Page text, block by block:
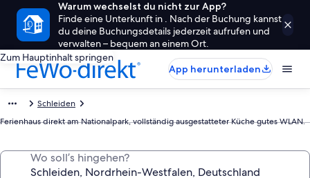
Warum wechselst du nicht zur App?
Finde eine Unterkunft in . Nach der Buchung kannst
du deine Buchungsdetails jederzeit aufrufen und
verwalten – bequem an einem Ort.
Zum Hauptinhalt springen
App herunterladen
Schleiden
Ferienhaus direkt am Nationalpark, vollständig ausgestatteter Küche gutes WLAN.
Wo soll’s hingehen?